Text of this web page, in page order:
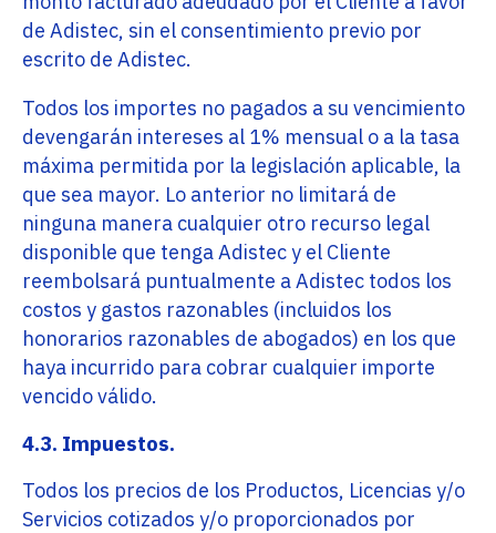
de Adistec, sin el consentimiento previo por
escrito de Adistec.
Todos los importes no pagados a su vencimiento
devengarán intereses al 1% mensual o a la tasa
máxima permitida por la legislación aplicable, la
que sea mayor. Lo anterior no limitará de
ninguna manera cualquier otro recurso legal
disponible que tenga Adistec y el Cliente
reembolsará puntualmente a Adistec todos los
costos y gastos razonables (incluidos los
honorarios razonables de abogados) en los que
haya incurrido para cobrar cualquier importe
vencido válido.
4.3. Impuestos.
Todos los precios de los Productos, Licencias y/o
Servicios cotizados y/o proporcionados por